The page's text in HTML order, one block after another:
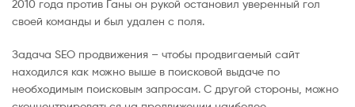
2010 года против Ганы он рукой остановил уверенный гол
своей команды и был удален с поля.
Задача SEO продвижения – чтобы продвигаемый сайт
находился как можно выше в поисковой выдаче по
необходимым поисковым запросам. С другой стороны, можно